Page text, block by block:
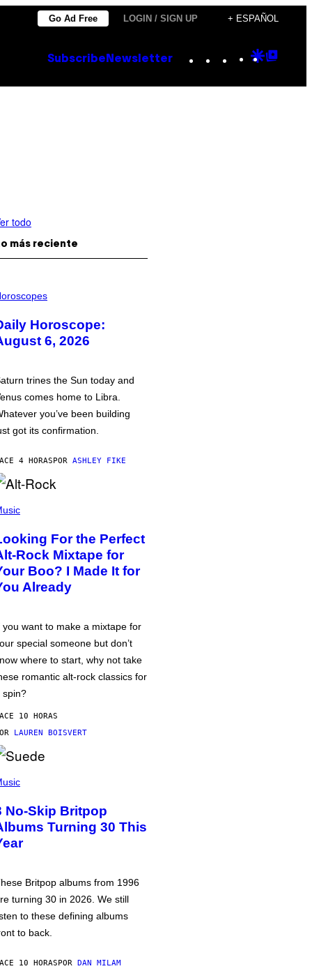
Go Ad Free LOGIN / SIGN UP + ESPAÑOL
Subscribe Newsletter Instagram
TikTok
YouTube
Google
todo
más reciente
Horoscope:
6, 2026
trines the Sun today and
comes home to Libra.
you’ve been building
got its confirmation.
4 HORASPOR ASHLEY FIKE
For the Perfect
Rock Mixtape for
Boo? I Made It for
Already
you want to make a mixtape for
special someone but don’t
where to start, why not take
romantic alt-rock classics for
spin?
10 HORAS
LAUREN BOISVERT
No-Skip Britpop
Turning 30 This
Britpop albums from 1996
turning 30 in 2026. We still
to these defining albums
to back.
10 HORASPOR DAN MILAM